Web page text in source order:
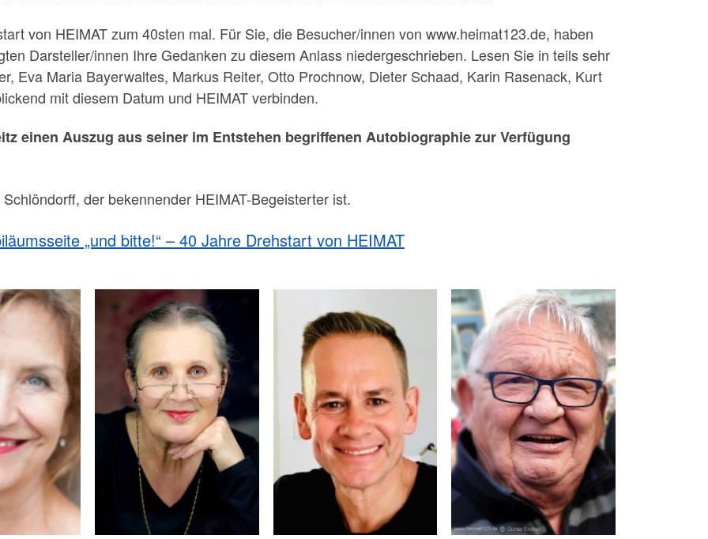
von HEIMAT zum 40sten mal. Für Sie, die Besucher/innen von www.heimat123.de, haben
Darsteller/innen Ihre Gedanken zu diesem Anlass niedergeschrieben. Lesen Sie in teils sehr
Eva Maria Bayerwaltes, Markus Reiter, Otto Prochnow, Dieter Schaad, Karin Rasenack, Kurt
mit diesem Datum und HEIMAT verbinden.
einen Auszug aus seiner im Entstehen begriffenen Autobiographie zur Verfügung
der bekennender HEIMAT-Begeisterter ist.
„und bitte!“ – 40 Jahre Drehstart von HEIMAT